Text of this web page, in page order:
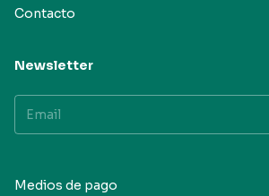
Contacto
Newsletter
Medios de pago